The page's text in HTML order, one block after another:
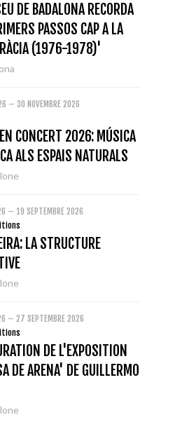
DE BADALONA RECORDA
PASSOS CAP A LA
(1976-1978)'
– 30 NOVEMBRE 2026
CONCERT 2026: MÚSICA
ALS ESPAIS NATURALS
– 19 SEPTEMBRE 2026
LA STRUCTURE
– 27 SEPTEMBRE 2026
DE L'EXPOSITION
DE ARENA' DE GUILLERMO